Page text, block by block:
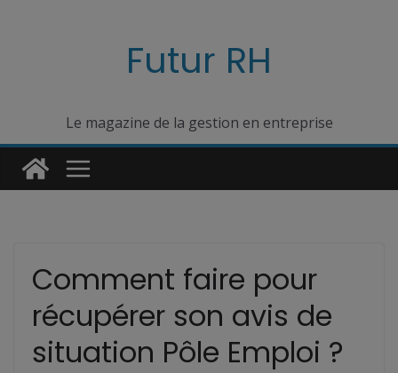
Futur RH
Le magazine de la gestion en entreprise
Comment faire pour
récupérer son avis de
situation Pôle Emploi ?